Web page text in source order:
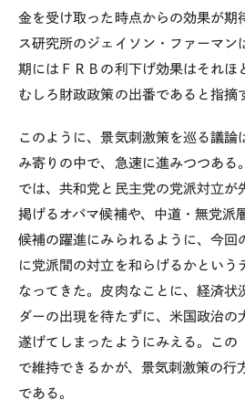
金を受け取った時点からの効果が期
ス研究所のジェイソン・ファーマン
期にはＦＲＢの利下げ効果はそれほ
むしろ財政政策の出番であると指摘
このように、景気刺激策を巡る議論
み寄りの中で、急速に進みつつある
では、共和党と民主党の党派対立が
掲げるオバマ候補や、中道・無党派
候補の躍進にみられるように、今回
に党派間の対立を和らげるかという
なってきた。皮肉なことに、経済状
ダーの出現を待たずに、米国政治の
遂げてしまったようにみえる。この
で維持できるかが、景気刺激策の行
である。